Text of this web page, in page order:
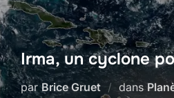
Irma, un cyclone
parBrice Gruet dans